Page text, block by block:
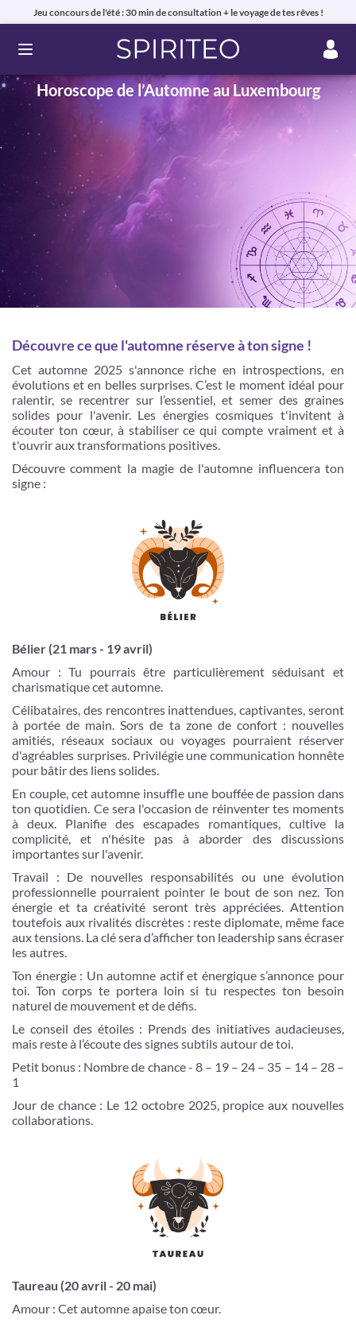
Jeu concours de l'été : 30 min de consultation + le voyage de tes rêves !
Ouvrir le menu
Horoscope de l’Automne au Luxembourg
99% de clients satisfaits, avis authentiques !
Je m'inscris
Découvre ce que l'automne réserve à ton signe !
Cet automne 2025 s'annonce riche en introspections, en
évolutions et en belles surprises. C’est le moment idéal pour
ralentir, se recentrer sur l’essentiel, et semer des graines
solides pour l'avenir. Les énergies cosmiques t'invitent à
écouter ton cœur, à stabiliser ce qui compte vraiment et à
t'ouvrir aux transformations positives.
Découvre comment la magie de l'automne influencera ton
signe :
Bélier (21 mars - 19 avril)
Amour : Tu pourrais être particulièrement séduisant et
charismatique cet automne.
Célibataires, des rencontres inattendues, captivantes, seront
à portée de main. Sors de ta zone de confort : nouvelles
amitiés, réseaux sociaux ou voyages pourraient réserver
d'agréables surprises. Privilégie une communication honnête
pour bâtir des liens solides.
En couple, cet automne insuffle une bouffée de passion dans
ton quotidien. Ce sera l'occasion de réinventer tes moments
à deux. Planifie des escapades romantiques, cultive la
complicité, et n'hésite pas à aborder des discussions
importantes sur l'avenir.
Travail : De nouvelles responsabilités ou une évolution
professionnelle pourraient pointer le bout de son nez. Ton
énergie et ta créativité seront très appréciées. Attention
toutefois aux rivalités discrètes : reste diplomate, même face
aux tensions. La clé sera d’afficher ton leadership sans écraser
les autres.
Ton énergie : Un automne actif et énergique s’annonce pour
toi. Ton corps te portera loin si tu respectes ton besoin
naturel de mouvement et de défis.
Le conseil des étoiles : Prends des initiatives audacieuses,
mais reste à l’écoute des signes subtils autour de toi.
Petit bonus : Nombre de chance - 8 – 19 – 24 – 35 – 14 – 28 –
1
Jour de chance : Le 12 octobre 2025, propice aux nouvelles
collaborations.
Taureau (20 avril - 20 mai)
Amour : Cet automne apaise ton cœur.